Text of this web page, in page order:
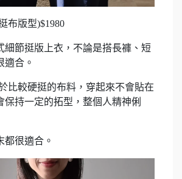
布版型)$1980
細節挺版上衣，不論是搭長褲、短
適合。
比較硬挺的布料，穿起來不會貼在
保持一定的拓型，整個人精神俐
都很適合。